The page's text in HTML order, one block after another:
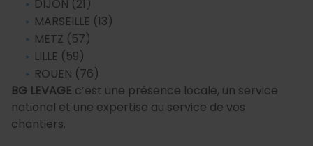
DIJON (21)
MARSEILLE (13)
METZ (57)
LILLE (59)
ROUEN (76)
BG LEVAGE c’est une présence locale, un service
national et une expertise au service de vos
chantiers.